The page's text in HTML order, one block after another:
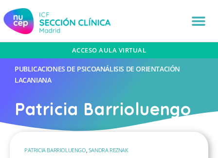
ACCESO AULA VIRTUAL
PUBLICACIONES DE PSICOANÁLISIS DE ORIENTACIÓN
LACANIANA
Patricia Barrioluengo
PATRICIA BARRIOLUENGO SANDRA REZNAK